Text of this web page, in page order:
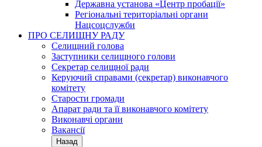
Державна установа «Центр пробації»
Регіональні територіальні органи
Нацсоцслужби
ПРО СЕЛИЩНУ РАДУ
Селищний голова
Заступники селищного голови
Секретар селищної ради
Керуючий справами (секретар) виконавчого
комітету
Старости громади
Апарат ради та її виконавчого комітету
Виконавчі органи
Вакансії
Назад